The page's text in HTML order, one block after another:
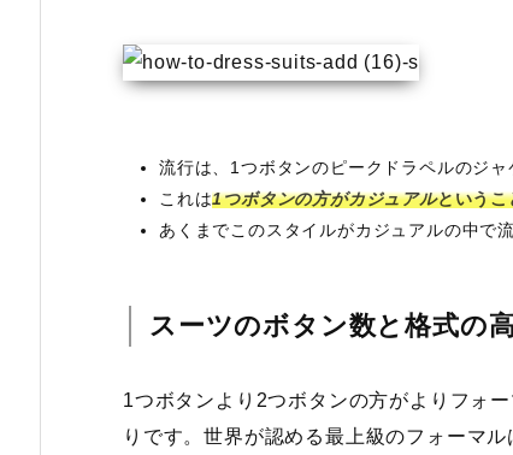
流行は、1つボタンのピークドラペルのジャ
これは1つボタンの方がカジュアルというこ
あくまでこのスタイルがカジュアルの中で
スーツのボタン数と格式の
1つボタンより2つボタンの方がよりフォ
りです。世界が認める最上級のフォーマル